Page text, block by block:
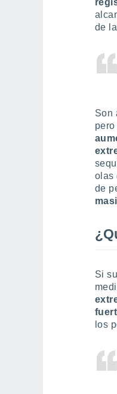
de
Son
olas
de
Si
los